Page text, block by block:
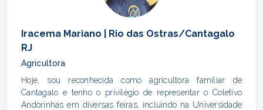
Iracema Mariano | Rio das Ostras/Cantagalo
RJ
Agricultora
Hoje, sou reconhecida como agricultora familiar de
Cantagalo e tenho o privilégio de representar o Coletivo
Andorinhas em diversas feiras, incluindo na Universidade